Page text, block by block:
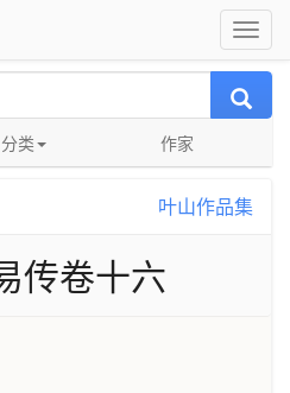
分类 作家
叶山作品集
传卷十六